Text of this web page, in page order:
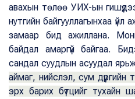
авахын төлөө УИХ-ын
нутгийн байгууллагынхаа
замаар бид ажиллана.
байдал амаргүй байгаа.
сандал суудлын асуудал
аймаг, нийслэл, сум дүүргийн
эрх барих бүтцийг тухайн